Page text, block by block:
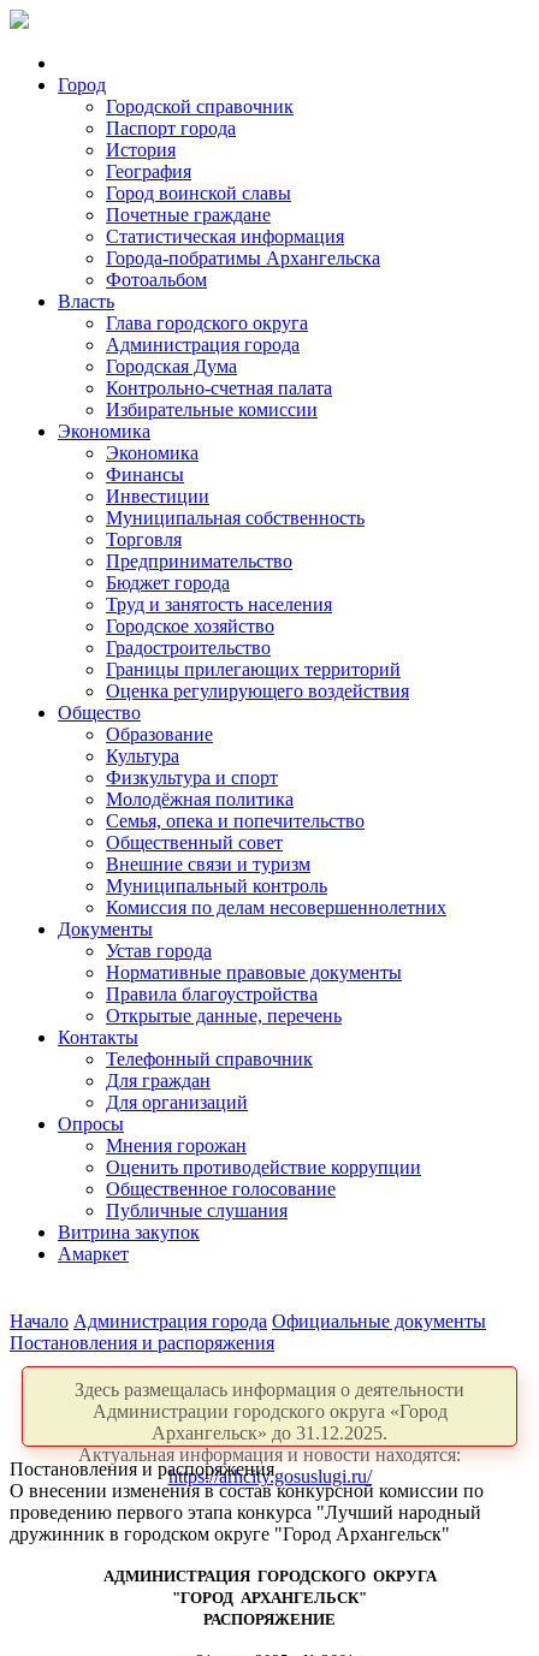
Город
Городской справочник
Паспорт города
История
География
Город воинской славы
Почетные граждане
Статистическая информация
Города-побратимы Архангельска
Фотоальбом
Власть
Глава городского округа
Администрация города
Городская Дума
Контрольно-счетная палата
Избирательные комиссии
Экономика
Экономика
Финансы
Инвестиции
Муниципальная собственность
Торговля
Предпринимательство
Бюджет города
Труд и занятость населения
Городское хозяйство
Градостроительство
Границы прилегающих территорий
Оценка регулирующего воздействия
Общество
Образование
Культура
Физкультура и спорт
Молодёжная политика
Семья, опека и попечительство
Общественный совет
Внешние связи и туризм
Муниципальный контроль
Комиссия по делам несовершеннолетних
Документы
Устав города
Нормативные правовые документы
Правила благоустройства
Открытые данные, перечень
Контакты
Телефонный справочник
Для граждан
Для организаций
Опросы
Мнения горожан
Оценить противодействие коррупции
Общественное голосование
Публичные слушания
Витрина закупок
Амаркет
Начало Администрация города Официальные документы
Постановления и распоряжения
Здесь размещалась информация о деятельности
Администрации городского округа «Город
Архангельск» до 31.12.2025.
Актуальная информация и новости находятся:
https://arhcity.gosuslugi.ru/
Постановления и распоряжения
О внесении изменения в состав конкурсной комиссии по
проведению первого этапа конкурса "Лучший народный
дружинник в городском округе "Город Архангельск"
АДМИНИСТРАЦИЯ ГОРОДСКОГО ОКРУГА
"ГОРОД АРХАНГЕЛЬСК"
РАСПОРЯЖЕНИЕ